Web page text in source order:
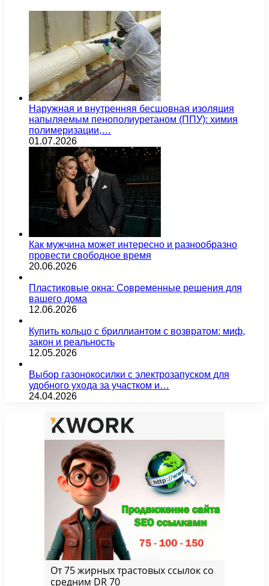
Наружная и внутренняя бесшовная изоляция
напыляемым пенополиуретаном (ППУ): химия
полимеризации,…
01.07.2026
Как мужчина может интересно и разнообразно
провести свободное время
20.06.2026
Пластиковые окна: Современные решения для
вашего дома
12.06.2026
Купить кольцо с бриллиантом с возвратом: миф,
закон и реальность
12.05.2026
Выбор газонокосилки с электрозапуском для
удобного ухода за участком и…
24.04.2026